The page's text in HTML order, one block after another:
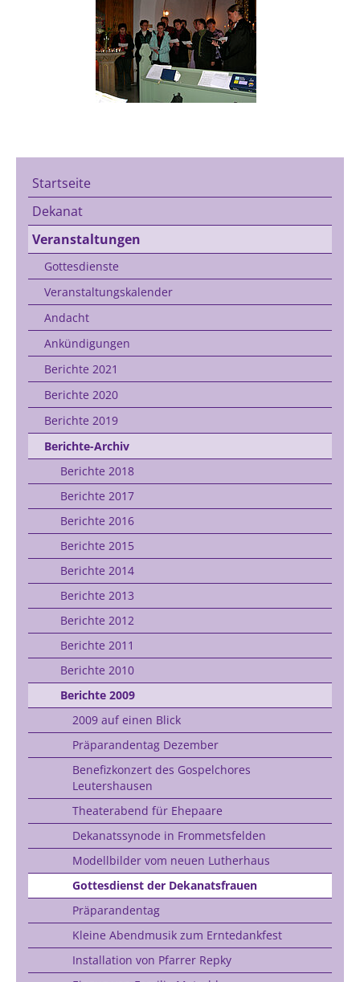
Startseite
Dekanat
Veranstaltungen
Gottesdienste
Veranstaltungskalender
Andacht
Ankündigungen
Berichte 2021
Berichte 2020
Berichte 2019
Berichte-Archiv
Berichte 2018
Berichte 2017
Berichte 2016
Berichte 2015
Berichte 2014
Berichte 2013
Berichte 2012
Berichte 2011
Berichte 2010
Berichte 2009
2009 auf einen Blick
Präparandentag Dezember
Benefizkonzert des Gospelchores
Leutershausen
Theaterabend für Ehepaare
Dekanatssynode in Frommetsfelden
Modellbilder vom neuen Lutherhaus
Gottesdienst der Dekanatsfrauen
Präparandentag
Kleine Abendmusik zum Erntedankfest
Installation von Pfarrer Repky